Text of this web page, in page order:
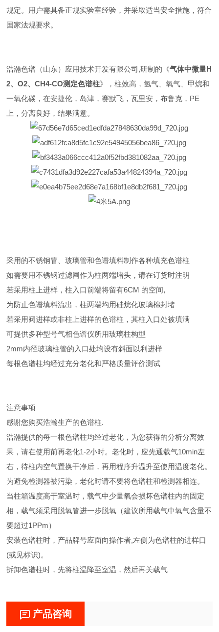
规定。用户需具备正规实验室经验，并采取适当安全措施，符合
国家法规要求。‌
浩瀚色谱（山东）应用技术开发有限公司,研制的《气体中微量H
2、O2、CH4-CO测定色谱柱》，柱效高，氢气、氧气、甲烷和
一氧化碳，在安捷伦，岛津，赛默飞，瓦里安，布鲁克，PE
上，分离良好，结果满意。
采用的不锈钢管、玻璃管和色谱填料制作各种填充色谱柱
如需要用不锈钢过滤网作为柱两端堵头，请在订货时注明
若采用柱上进样，柱入口前端将留有6CM 的空间,
为防止色谱填料流出，柱两端均用硅烷化玻璃棉封堵
若采用阀进样或非柱上进样的色谱柱，其柱入口处被填满
可提供多种型号气相色谱仪所用玻璃柱构型
2mm内径玻璃柱管的入口处均设有斜面以利进样
每根色谱柱均经过充分老化和严格质量评价测试
注意事项
感谢您购买浩瀚生产的色谱柱.
浩瀚提供的每一根色谱柱均经过老化，为您获得的分析分离效
果，请在使用前再老化1-2小时。老化时，应先通载气10min左
右，待柱内空气置换干净后，再用程序升温升至使用温度老化。
为避免检测器被污染，老化时请不要将色谱柱和检测器相连。
当柱箱温度高于室温时，载气中少量氧会损坏色谱柱内的固定
相，载气须采用脱氧管进一步脱氧（建议所用载气中氧气含量不
要超过1PPm）
安装色谱柱时，产品牌号应面向操作者,左侧为色谱柱的进样口
(或见标识)。
拆卸色谱柱时，先将柱温降至室温，然后再关载气
产品咨询